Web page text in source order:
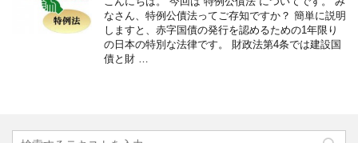
なさん、特例公債法ってご存知ですか？ 簡単に説明
しますと、赤字国債の発行を認めるための1年限り
の日本の特別な法律です。 財政法第4条では建設国
債と財 …